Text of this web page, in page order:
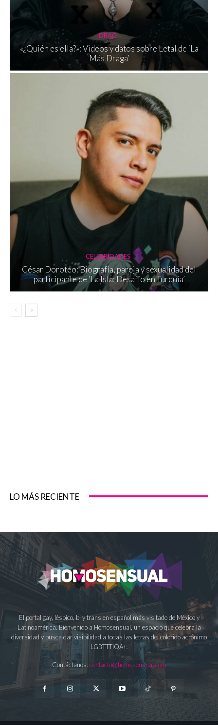
DRAG
«¿Quién es ella?»: Videos y datos sobre Letal de ‘La
Más Draga’
CELEBRIDADES
César Doroteo: Biografía, pareja y sexualidad del
participante de ‘La Isla: Desafío en Turquía’
LO MÁS RECIENTE
El portal gay, lésbico, bi y trans en español más visitado de México y
Latinoamérica. Bienvenido a Homosensual, un espacio que celebra la
diversidad y busca dar visibilidad a todas las letras del colorido acrónimo
LGBTTTIQA+.
Contáctanos: contacto@homosensual.com